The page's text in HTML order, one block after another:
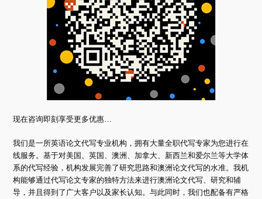
现在咨询即刻享受更多优惠…
我们是一所英语论文代写专业机构，拥有大量全职代写专家为您进行在
线服务。基于对美国、英国、澳洲、加拿大、新西兰和爱尔兰等大学体
系的代写经验，机构发展完善了研究思路和澳洲论文代写的水准。我机
构能够通过代写论文专家的独特方法来进行澳洲论文代写、研究和辅
导，并且得到了广大客户以及家长认知。与此同时，我们也配备有严格